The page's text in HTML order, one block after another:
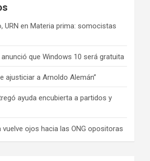
URN en Materia prima: somocistas
que Windows 10 será gratuita
ajusticiar a Arnoldo Alemán”
ayuda encubierta a partidos y
vuelve ojos hacia las ONG opositoras